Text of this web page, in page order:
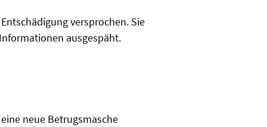
versprochen. Sie
ausgespäht.
neue Betrugsmasche